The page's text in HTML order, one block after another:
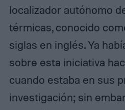
localizador autónomo
térmicas, conocido
siglas en inglés. Ya
sobre esta iniciativa
cuando estaba en sus
investigación; sin